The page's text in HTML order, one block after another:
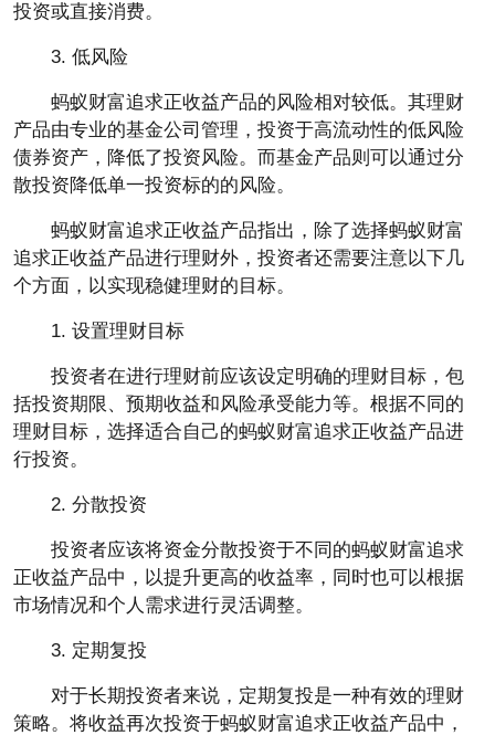
投资或直接消费。
3. 低风险
蚂蚁财富追求正收益产品的风险相对较低。其理财
产品由专业的基金公司管理，投资于高流动性的低风险
债券资产，降低了投资风险。而基金产品则可以通过分
散投资降低单一投资标的的风险。
蚂蚁财富追求正收益产品指出，除了选择蚂蚁财富
追求正收益产品进行理财外，投资者还需要注意以下几
个方面，以实现稳健理财的目标。
1. 设置理财目标
投资者在进行理财前应该设定明确的理财目标，包
括投资期限、预期收益和风险承受能力等。根据不同的
理财目标，选择适合自己的蚂蚁财富追求正收益产品进
行投资。
2. 分散投资
投资者应该将资金分散投资于不同的蚂蚁财富追求
正收益产品中，以提升更高的收益率，同时也可以根据
市场情况和个人需求进行灵活调整。
3. 定期复投
对于长期投资者来说，定期复投是一种有效的理财
策略。将收益再次投资于蚂蚁财富追求正收益产品中，